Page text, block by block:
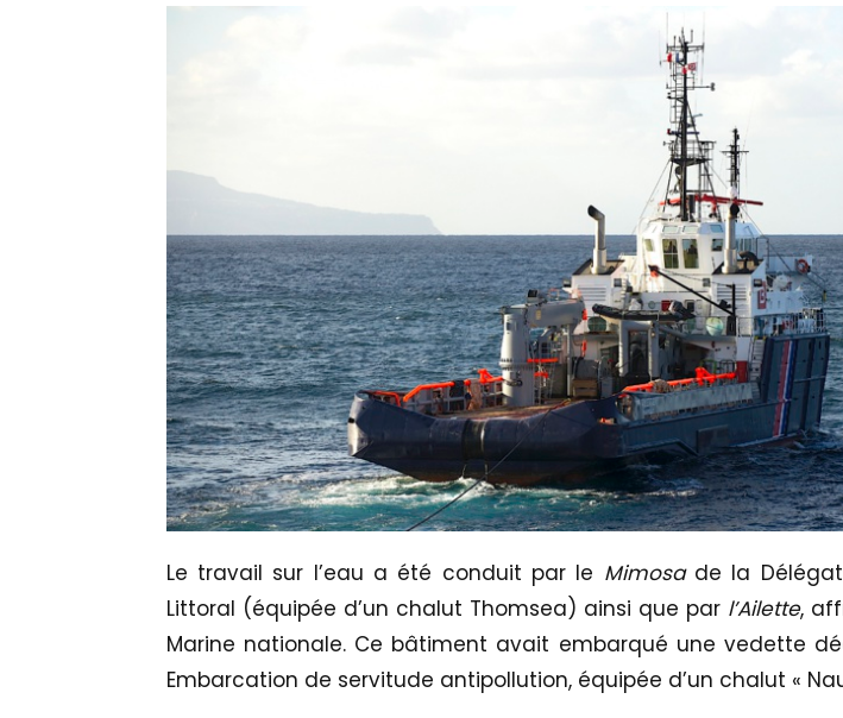
Le travail sur l’eau a été conduit par le Mimosa de la
Littoral (équipée d’un chalut Thomsea) ainsi que par l’Ailette,
Marine nationale. Ce bâtiment avait embarqué une vedette
Embarcation de servitude antipollution, équipée d’un chalut «